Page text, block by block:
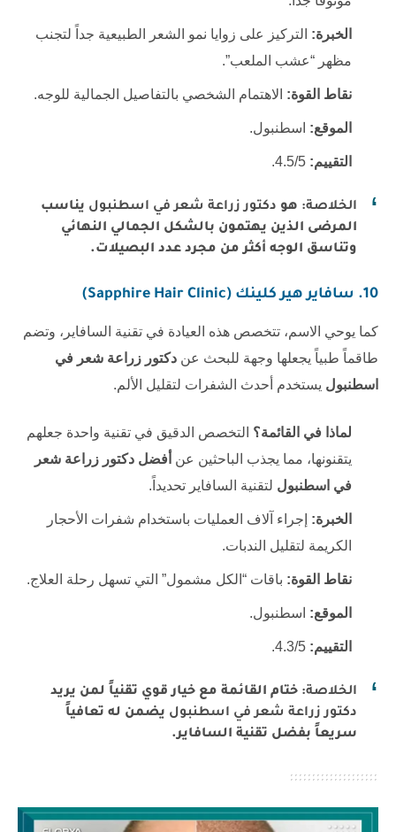
الخبرة: التركيز على زوايا نمو الشعر الطبيعية جداً لتجنب
مظهر “عشب الملعب”.
نقاط القوة: الاهتمام الشخصي بالتفاصيل الجمالية للوجه.
الموقع: اسطنبول.
التقييم:
الخلاصة: هو دكتور زراعة شعر في اسطنبول يناسب
المرضى الذين يهتمون بالشكل الجمالي النهائي
وتناسق الوجه أكثر من مجرد عدد البصيلات.
10. سافاير هير كلينك (Sapphire Hair Clinic)
كما يوحي الاسم، تتخصص هذه العيادة في تقنية السافاير، وتضم
طاقماً طبياً يجعلها وجهة للبحث عن دكتور زراعة شعر في
اسطنبول يستخدم أحدث الشفرات لتقليل الألم.
لماذا في القائمة؟ التخصص الدقيق في تقنية واحدة جعلهم
يتقنونها، مما يجذب الباحثين عن أفضل دكتور زراعة شعر
في اسطنبول لتقنية السافاير تحديداً.
الخبرة: إجراء آلاف العمليات باستخدام شفرات الأحجار
الكريمة لتقليل الندبات.
نقاط القوة: باقات “الكل مشمول” التي تسهل رحلة العلاج.
الموقع: اسطنبول.
التقييم:
الخلاصة: ختام القائمة مع خيار قوي تقنياً لمن يريد
دكتور زراعة شعر في اسطنبول يضمن له تعافياً
سريعاً بفضل تقنية السافاير.